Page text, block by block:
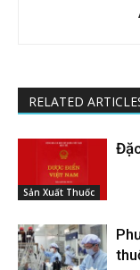
RELATED
Sản Xuất Thuốc